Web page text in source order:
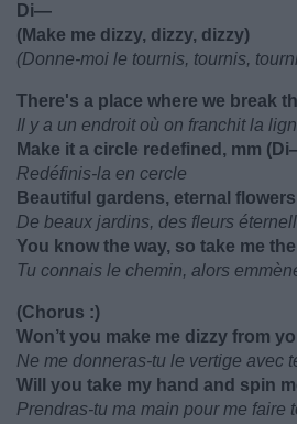
Di—
(Make me dizzy, dizzy, dizzy)
(Donne-moi le tournis, tournis,
There's a place where we break
Il y a un endroit où on franchit la
Make it a circle redefined, mm
Redéfinis-la en cercle
Beautiful gardens, eternal
De beaux jardins, des fleurs
You know the way, so take me
Tu connais le chemin, alors
(Chorus :)
Won’t you make me dizzy from
Ne me donneras-tu le vertige avec
Will you take my hand and spin
Prendras-tu ma main pour me faire